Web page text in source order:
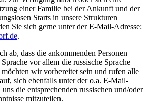
einer Familie bei der Ankunft und der
Starts in unsere Strukturen
Sie sich gerne unter der E-Mail-Adresse:
.
ab, dass die ankommenden Personen
vor allem die russische Sprache
wir vorbereitet sein und rufen alle
sich ebenfalls unter der o.a. E-Mail-
die entsprechenden russischen und/oder
mitzuteilen.